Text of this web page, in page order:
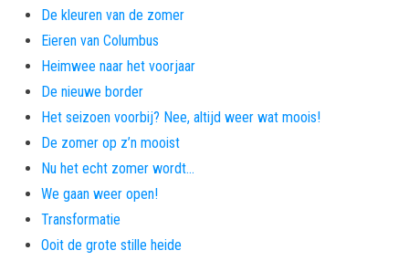
De kleuren van de zomer
Eieren van Columbus
Heimwee naar het voorjaar
De nieuwe border
Het seizoen voorbij? Nee, altijd weer wat moois!
De zomer op z’n mooist
Nu het echt zomer wordt…
We gaan weer open!
Transformatie
Ooit de grote stille heide